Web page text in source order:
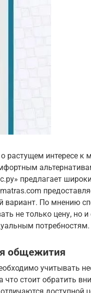
растущем интересе к
предлагает
По мнению
не только цену, но и
потребностям.
общежития
учитывать
что стоит обратить